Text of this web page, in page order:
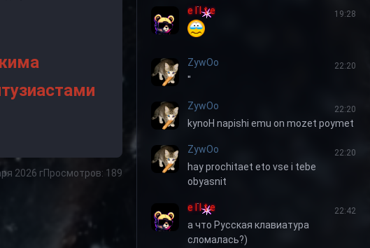
e l I t e 19:28
ZywOo 22:20
''
ZywOo 22:20
kynoH napishi emu on mozet poymet
ZywOo 22:20
hay prochitaet eto vse i tebe
obyasnit
e l I t e 22:42
а что Русская клавиатура
сломалась?)
Просмотров: 189
2026 г